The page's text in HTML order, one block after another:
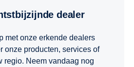
dealer
met onze erkende dealers
onze producten, services of
regio. Neem vandaag nog